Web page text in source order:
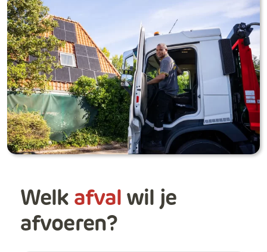
Welk afval wil je
afvoeren?